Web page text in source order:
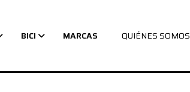
BICI MARCAS QUIÉNES SOMOS